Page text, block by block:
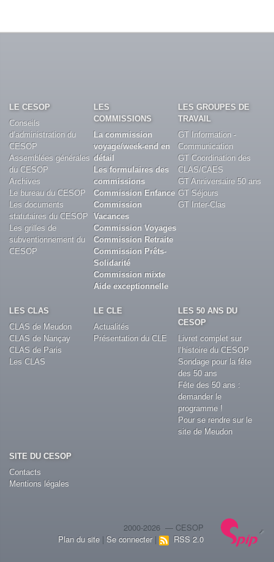
LE CESOP
Conseils
d’administration du
CESOP
Assemblées générales
du CESOP
Archives
Le bureau du CESOP
Les documents
statutaires du CESOP
Les grilles de
subventionnement du
CESOP
LES
COMMISSIONS
La commission
voyage/week-end en
détail
Les formulaires des
commissions
Commission Enfance
Commission
Vacances
Commission Voyages
Commission Retraite
Commission Prêts-
Solidarité
Commission mixte
Aide exceptionnelle
LES GROUPES DE
TRAVAIL
GT Information -
Communication
GT Coordination des
CLAS/CAES
GT Anniversaire 50 ans
GT Séjours
GT Inter-Clas
LES CLAS
CLAS de Meudon
CLAS de Nançay
CLAS de Paris
Les CLAS
LE CLE
Actualités
Présentation du CLE
LES 50 ANS DU
CESOP
Livret complet sur
l’histoire du CESOP
Sondage pour la fête
des 50 ans
Fête des 50 ans :
demander le
programme !
Pour se rendre sur le
site de Meudon
SITE DU CESOP
Contacts
Mentions légales
2000-2026 — CESOP
Plan du site | Se connecter | RSS 2.0